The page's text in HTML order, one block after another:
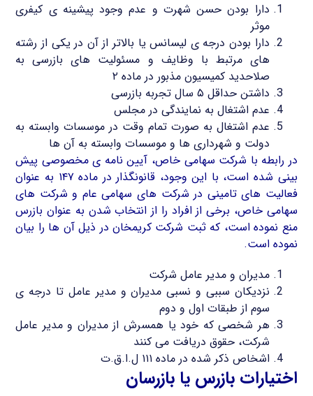
دارا بودن حسن شهرت و عدم وجود پیشینه ی کیفری
موثر
دارا بودن درجه ی لیسانس یا بالاتر از آن در یکی از رشته
های مرتبط با وظایف و مسئولیت های بازرسی به
صلاحدید کمیسیون مذبور در ماده ۲
داشتن حداقل ۵ سال تجربه بازرسی
عدم اشتغال به نمایندگی در مجلس
عدم اشتغال به صورت تمام وقت در موسسات وابسته به
دولت و شهرداری ها و موسسات وابسته به آن ها
در رابطه با شرکت سهامی خاص، آیین نامه ی مخصوصی پیش
بینی شده است، با این وجود، قانونگذار در ماده ۱۴۷ به عنوان
فعالیت های تامینی در شرکت های سهامی عام و شرکت های
سهامی خاص، برخی از افراد را از انتخاب شدن به عنوان بازرس
منع نموده است، که ثبت شرکت کریمخان در ذیل آن ها را بیان
نموده است.
مدیران و مدیر عامل شرکت
نزدیکان سببی و نسبی مدیران و مدیر عامل تا درجه ی
سوم از طبقات اول و دوم
هر شخصی که خود یا همسرش از مدیران و مدیر عامل
شرکت، حقوق دریافت می کنند
اشخاص ذکر شده در ماده ۱۱۱ ل.ا.ق.ت
اختیارات بازرس یا بازرسان